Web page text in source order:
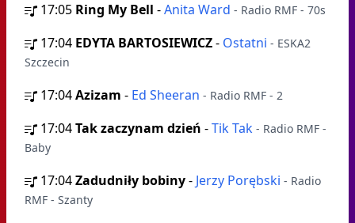
17:05 Ring My Bell -Anita Ward - Radio RMF - 70s
17:04 EDYTA BARTOSIEWICZ- Ostatni - ESKA2
Szczecin
17:04Azizam - Ed Sheeran - Radio RMF - 2
17:04Tak zaczynam dzień -Tik Tak - Radio RMF -
Baby
17:04Zadudniły bobiny- Jerzy Porębski - Radio
RMF - Szanty